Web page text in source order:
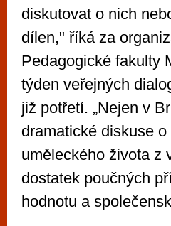
diskutovat o nich
dílen," říká za
Pedagogické fakulty
týden veřejných
již potřetí. „Nejen v
dramatické diskuse
uměleckého života z
dostatek poučných
hodnotu a